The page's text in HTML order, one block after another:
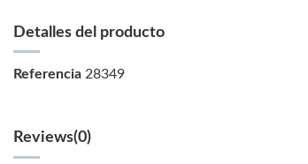
Detalles del producto
Referencia 28349
Reviews(0)